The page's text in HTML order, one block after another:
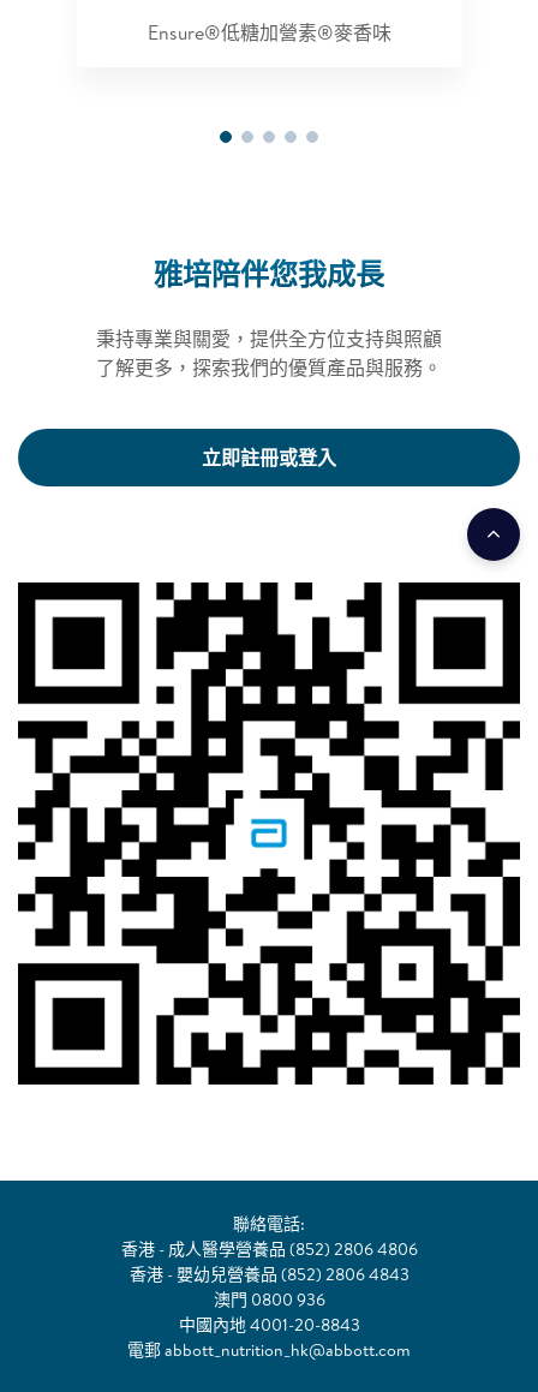
Ensure®低糖加營素®麥香味
雅培陪伴您我成長
秉持專業與關愛，提供全方位支持與照顧
了解更多，探索我們的優質產品與服務。
立即註冊或登入
聯絡電話:
香港 - 成人醫學營養品 (852) 2806 4806
香港 - 嬰幼兒營養品 (852) 2806 4843
澳門 0800 936
中國內地 4001-20-8843
電郵abbott_nutrition_hk@abbott.com